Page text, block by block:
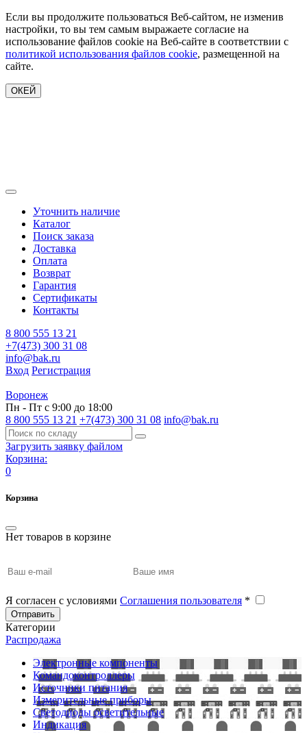
Если вы продолжите пользоваться Веб-сайтом, не изменив
настройки, то вы тем самым выражаете согласие на
использование файлов cookie на Веб-сайте в соответствии с
политикой использования файлов cookie, размещенной на
сайте.
ОКЕЙ
Уточнить наличие
Каталог
Поиск заказа
Доставка
Оплата
Возврат
Гарантия
Сертификаты
Контакты
8 800 555 13 21
+7(473) 300 31 08
info@bak.ru
Вход Регистрация
Воронеж
Пн - Пт с 9:00 до 18:00
8 800 555 13 21 +7(473) 300 31 08 info@bak.ru
Загрузить заявку файлом
Корзина:
0
Корзина
Нет товаров в корзине
Я согласен с условиями Соглашения пользователя *
Отправить
Категории
Распродажа
Электронные компоненты
Командоконтроллеры
Источники питания
Измерительные приборы
Светодиоды осветительные
Индикация